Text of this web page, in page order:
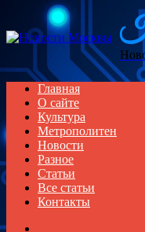
Главная
О сайте
Культура
Метрополитен
Новости
Разное
Статьи
Все статьи
Контакты